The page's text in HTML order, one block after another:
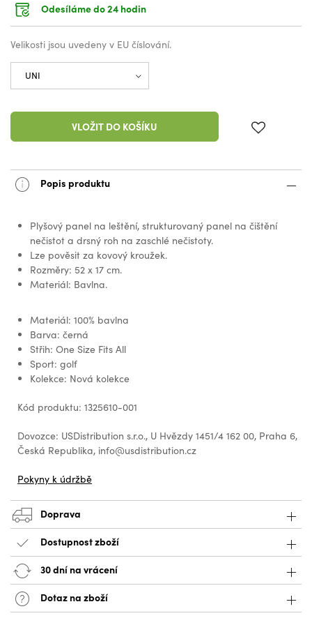
Odesíláme do 24 hodin
Velikosti jsou uvedeny v EU číslování.
VLOŽIT DO KOŠÍKU
Popis produktu
Plyšový panel na leštění, strukturovaný panel na čištění
nečistot a drsný roh na zaschlé nečistoty.
Lze pověsit za kovový kroužek.
Rozměry: 52 x 17 cm.
Materiál: Bavlna.
Materiál: 100% bavlna
Barva: černá
Střih: One Size Fits All
Sport: golf
Kolekce: Nová kolekce
Kód produktu: 1325610-001
Dovozce: USDistribution s.r.o., U Hvězdy 1451/4 162 00, Praha 6,
Česká Republika, info@usdistribution.cz
Pokyny k údržbě
Doprava
Dostupnost zboží
30 dní na vrácení
Dotaz na zboží